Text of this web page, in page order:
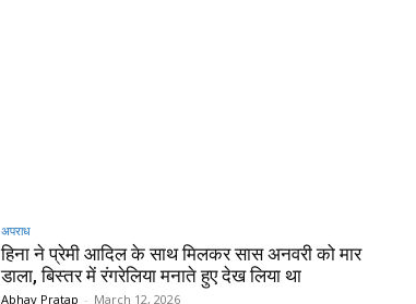
अपराध
हिना ने प्रेमी आदिल के साथ मिलकर सास अनवरी को मार
डाला, बिस्तर में रंगरेलिया मनाते हुए देख लिया था
Abhay Pratap - March 12, 2026